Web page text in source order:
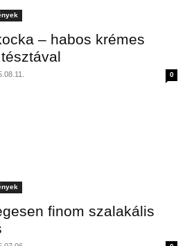
– habos krémes
0
finom szalakális